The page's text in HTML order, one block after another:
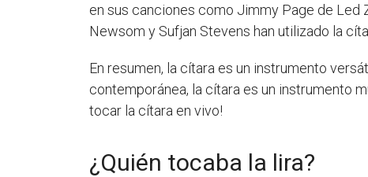
en sus canciones como Jimmy Page de Led
Newsom y Sufjan Stevens han utilizado la
En resumen, la cítara es un instrumento
contemporánea, la cítara es un instrumento
tocar la cítara en vivo!
¿Quién tocaba la lira?